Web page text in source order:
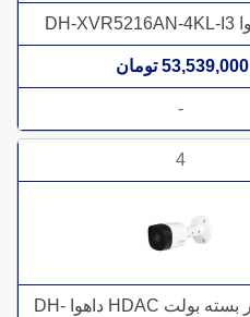
53,539,000 تومان
-
4
دوربین مدار بسته بولت HDAC داهوا DH-